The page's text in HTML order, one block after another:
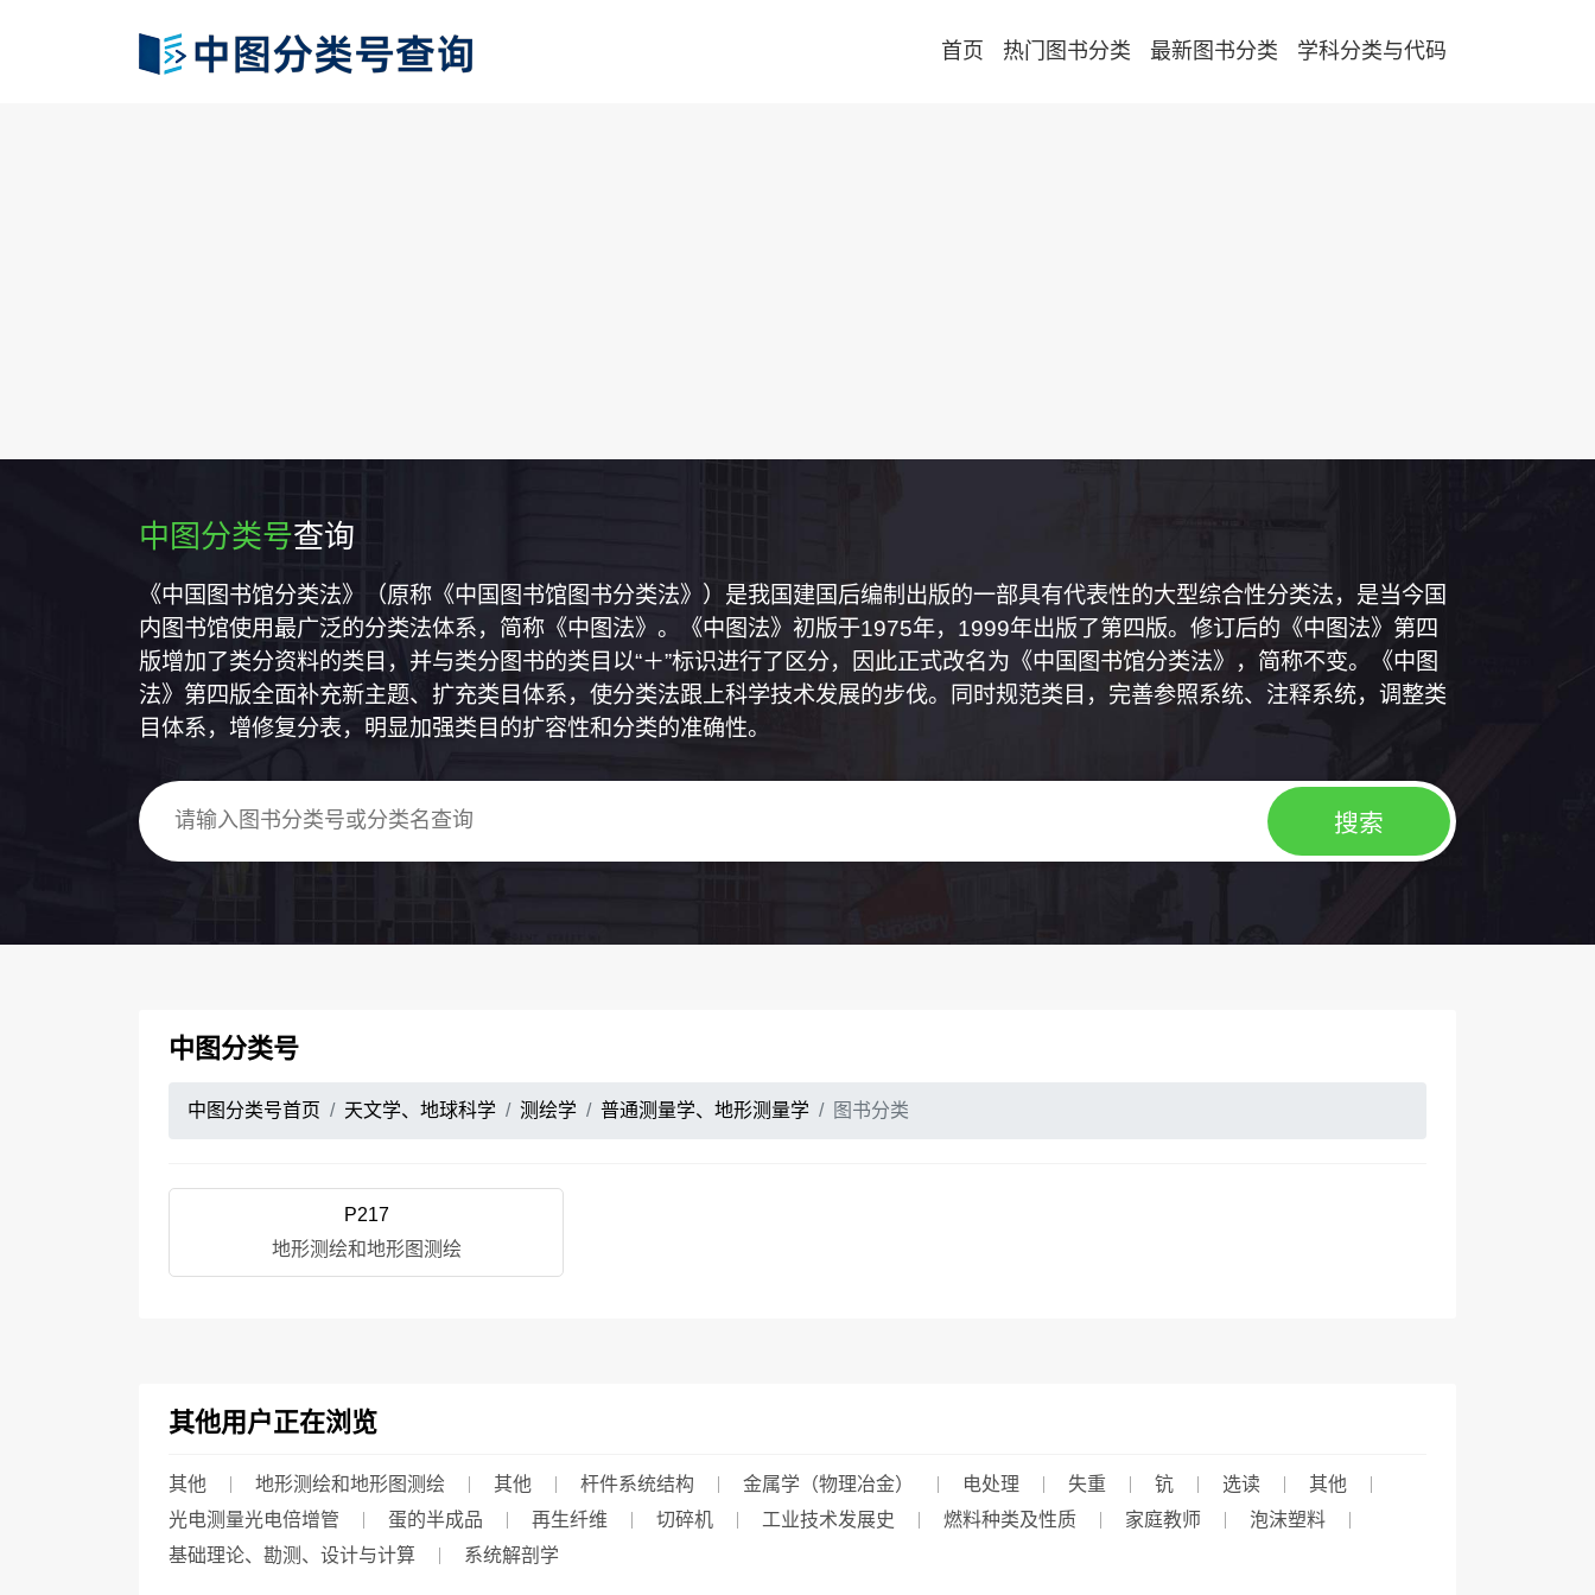
首页 热门图书分类 最新图书分类 学科分类与代码
中图分类号查询
《中国图书馆分类法》（原称《中国图书馆图书分类法》）是我国建国后编制出版的一部具有代表性的大型综合性分类法，是当今国
内图书馆使用最广泛的分类法体系，简称《中图法》。《中图法》初版于1975年，1999年出版了第四版。修订后的《中图法》第四
版增加了类分资料的类目，并与类分图书的类目以“＋”标识进行了区分，因此正式改名为《中国图书馆分类法》，简称不变。《中图
法》第四版全面补充新主题、扩充类目体系，使分类法跟上科学技术发展的步伐。同时规范类目，完善参照系统、注释系统，调整类
目体系，增修复分表，明显加强类目的扩容性和分类的准确性。
中图分类号
中图分类号首页 天文学、地球科学 测绘学 普通测量学、地形测量学 图书分类
P217
地形测绘和地形图测绘
其他用户正在浏览
其他 地形测绘和地形图测绘 其他 杆件系统结构 金属学（物理冶金） 电处理 失重 钪 选读
其他
光电测量光电倍增管
蛋的半成品 再生纤维 切碎机 工业技术发展史 燃料种类及性质 家庭教师
泡沫塑料
基础理论、勘测、设计与计算
系统解剖学